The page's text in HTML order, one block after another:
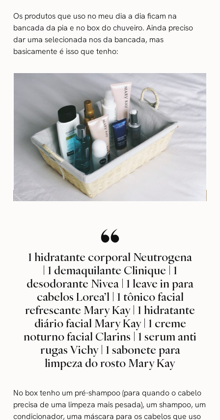
Os produtos que uso no meu dia a dia ficam na
bancada da pia e no box do chuveiro. Ainda preciso
dar uma selecionada nos da bancada, mas
basicamente é isso que tenho:
1 hidratante corporal Neutrogena
| 1 demaquilante Clinique | 1
desodorante Nivea | 1 leave in para
cabelos Lorea’l | 1 tônico facial
refrescante Mary Kay | 1 hidratante
diário facial Mary Kay | 1 creme
noturno facial Clarins | 1 serum anti
rugas Vichy | 1 sabonete para
limpeza do rosto Mary Kay
No box tenho um pré-shampoo (para quando o cabelo
precisa de uma limpeza mais pesada), um shampoo, um
condicionador, uma máscara para os cabelos que uso